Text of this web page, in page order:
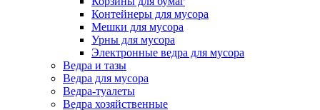
Контейнеры для мусора
Мешки для мусора
Урны для мусора
Электронные ведра для мусора
Ведра и тазы
Ведра для мусора
Ведра-туалеты
Ведра хозяйственные